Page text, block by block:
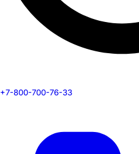
+7-800-700-76-33